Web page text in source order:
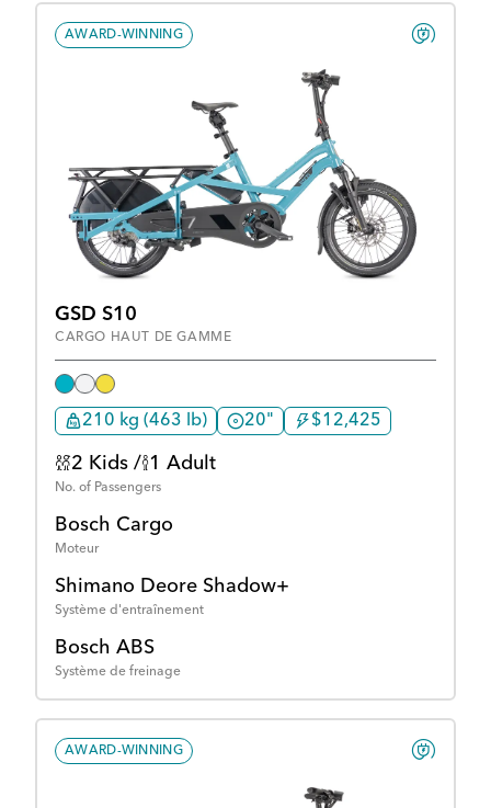
AWARD-WINNING
GSD S10
CARGO HAUT DE GAMME
210 kg (463 lb) 20" $12,425
2 Kids / 1 Adult
No. of Passengers
Bosch Cargo
Moteur
Shimano Deore Shadow+
Système d'entraînement
Bosch ABS
Système de freinage
AWARD-WINNING